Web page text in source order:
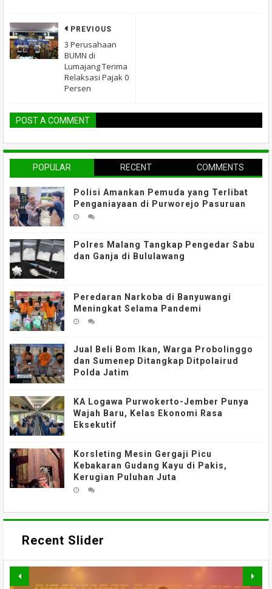
PREVIOUS
3 Perusahaan
BUMN di
Lumajang Terima
Relaksasi Pajak 0
Persen
POST A COMMENT
POPULAR RECENT COMMENTS
Polisi Amankan Pemuda yang Terlibat
Penganiayaan di Purworejo Pasuruan
Polres Malang Tangkap Pengedar Sabu
dan Ganja di Bululawang
Peredaran Narkoba di Banyuwangi
Meningkat Selama Pandemi
Jual Beli Bom Ikan, Warga Probolinggo
dan Sumenep Ditangkap Ditpolairud
Polda Jatim
KA Logawa Purwokerto-Jember Punya
Wajah Baru, Kelas Ekonomi Rasa
Eksekutif
Korsleting Mesin Gergaji Picu
Kebakaran Gudang Kayu di Pakis,
Kerugian Puluhan Juta
Recent Slider